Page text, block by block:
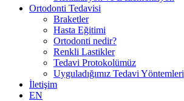
Ortodonti Tedavisi
Braketler
Hasta Eğitimi
Ortodonti nedir?
Renkli Lastikler
Tedavi Protokolümüz
Uyguladığımız Tedavi Yöntemleri
İletişim
EN